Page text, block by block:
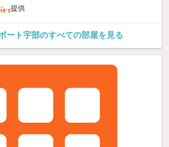
提供
ート宇部のすべての部屋を見る